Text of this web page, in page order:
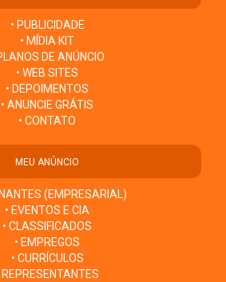
• PUBLICIDADE
• MÍDIA KIT
DE ANÚNCIO
• WEB SITES
• DEPOIMENTOS
• ANUNCIE GRÁTIS
• CONTATO
MEU ANÚNCIO
(EMPRESARIAL)
• EVENTOS E CIA
• CLASSIFICADOS
• EMPREGOS
• CURRÍCULOS
REPRESENTANTES